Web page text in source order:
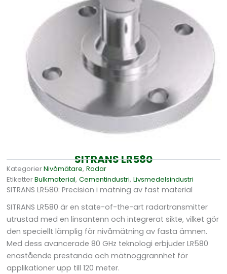
SITRANS LR580
KategorierNivåmätare,Radar
EtiketterBulkmaterial,Cementindustri,Livsmedelsindustri
SITRANS LR580: Precision i mätning av fast material
SITRANS LR580 är en state-of-the-art radartransmitter
utrustad med en linsantenn och integrerat sikte, vilket gör
den speciellt lämplig för nivåmätning av fasta ämnen.
Med dess avancerade 80 GHz teknologi erbjuder LR580
enastående prestanda och mätnoggrannhet för
applikationer upp till 120 meter.